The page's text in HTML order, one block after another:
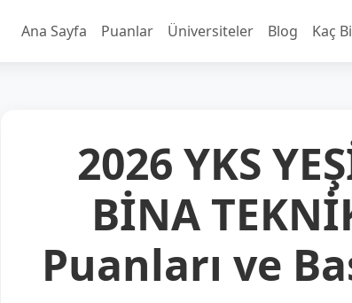
Ana Sayfa Puanlar Üniversiteler Blog Kaç
2026 YKS
BİNA
Puanları ve